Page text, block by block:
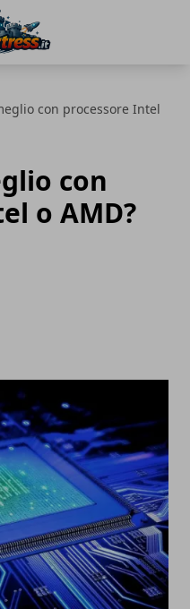
con processore Intel
con
o AMD?